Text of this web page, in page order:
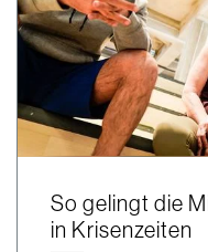
So gelingt die
in Krisenzeiten